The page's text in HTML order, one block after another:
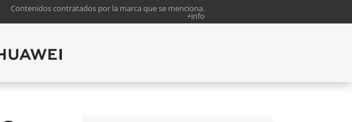
Contenidos contratados por la marca que se menciona.
+info